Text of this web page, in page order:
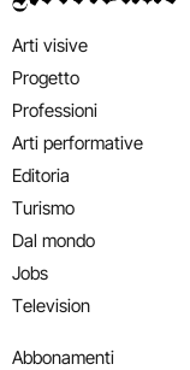
Arti visive
Progetto
Professioni
Arti performative
Editoria
Turismo
Dal mondo
Jobs
Television
Abbonamenti